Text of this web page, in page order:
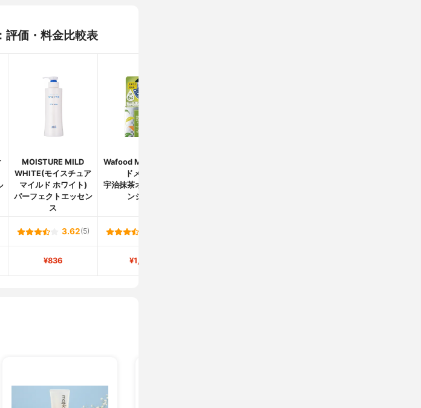
評価・料金比較表
MOISTURE MILD
WHITE(モイスチュア
マイルド ホワイト)
パーフェクトエッセン
ス
Wafood Made(ワフー
ドメイド)
宇治抹茶オールインワ
ンジェル
3.62(5)
¥836 ¥1,200